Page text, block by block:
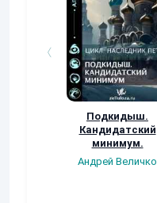
Подкидыш.
Кандидатский
минимум.
Андрей Величко